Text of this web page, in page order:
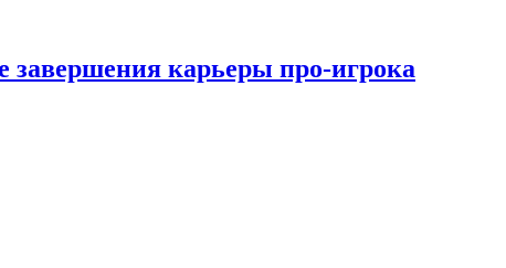
карьеры про-игрока